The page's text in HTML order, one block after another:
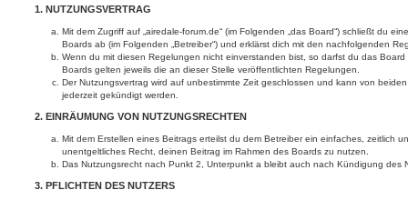
1. NUTZUNGSVERTRAG
Mit dem Zugriff auf „airedale-forum.de“ (im Folgenden „das Board“) schließt du
Boards ab (im Folgenden „Betreiber“) und erklärst dich mit den nachfolgenden
Wenn du mit diesen Regelungen nicht einverstanden bist, so darfst du das
Boards gelten jeweils die an dieser Stelle veröffentlichten Regelungen.
Der Nutzungsvertrag wird auf unbestimmte Zeit geschlossen und kann von
jederzeit gekündigt werden.
2. EINRÄUMUNG VON NUTZUNGSRECHTEN
Mit dem Erstellen eines Beitrags erteilst du dem Betreiber ein einfaches, zeitlich
unentgeltliches Recht, deinen Beitrag im Rahmen des Boards zu nutzen.
Das Nutzungsrecht nach Punkt 2, Unterpunkt a bleibt auch nach Kündigung des
3. PFLICHTEN DES NUTZERS